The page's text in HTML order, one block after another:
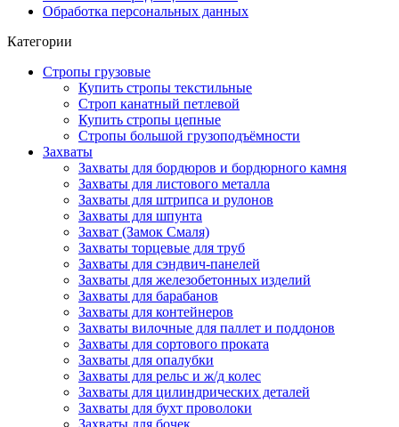
Обработка персональных данных
Категории
Стропы грузовые
Купить стропы текстильные
Строп канатный петлевой
Купить стропы цепные
Стропы большой грузоподъёмности
Захваты
Захваты для бордюров и бордюрного камня
Захваты для листового металла
Захваты для штрипса и рулонов
Захваты для шпунта
Захват (Замок Смаля)
Захваты торцевые для труб
Захваты для сэндвич-панелей
Захваты для железобетонных изделий
Захваты для барабанов
Захваты для контейнеров
Захваты вилочные для паллет и поддонов
Захваты для сортового проката
Захваты для опалубки
Захваты для рельс и ж/д колес
Захваты для цилиндрических деталей
Захваты для бухт проволоки
Захваты для бочек